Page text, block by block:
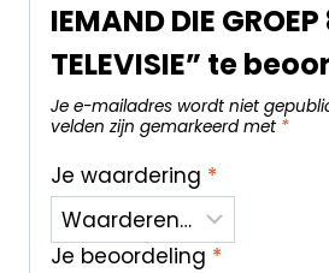
IEMAND DIE
TELEVISIE” te
Je e-mailadres wordt niet
velden zijn gemarkeerd met *
Je waardering *
Je beoordeling *